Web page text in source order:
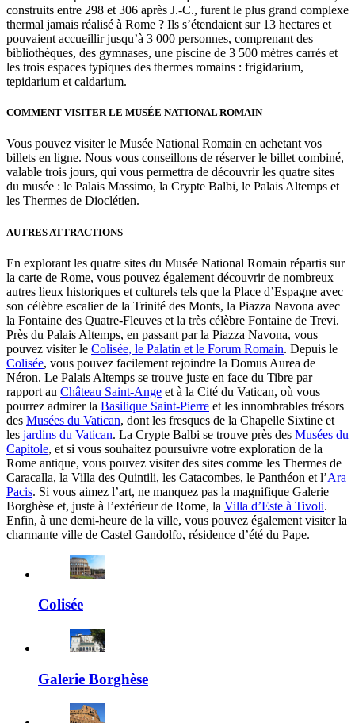
construits entre 298 et 306 après J.-C., furent le plus grand complexe
thermal jamais réalisé à Rome ? Ils s’étendaient sur 13 hectares et
pouvaient accueillir jusqu’à 3 000 personnes, comprenant des
bibliothèques, des gymnases, une piscine de 3 500 mètres carrés et
les trois espaces typiques des thermes romains : frigidarium,
tepidarium et caldarium.
COMMENT VISITER LE MUSÉE NATIONAL ROMAIN
Vous pouvez visiter le Musée National Romain en achetant vos
billets en ligne. Nous vous conseillons de réserver le billet combiné,
valable trois jours, qui vous permettra de découvrir les quatre sites
du musée : le Palais Massimo, la Crypte Balbi, le Palais Altemps et
les Thermes de Dioclétien.
AUTRES ATTRACTIONS
En explorant les quatre sites du Musée National Romain répartis sur
la carte de Rome, vous pouvez également découvrir de nombreux
autres lieux historiques et culturels tels que la Place d’Espagne avec
son célèbre escalier de la Trinité des Monts, la Piazza Navona avec
la Fontaine des Quatre-Fleuves et la très célèbre Fontaine de Trevi.
Près du Palais Altemps, en passant par la Piazza Navona, vous
pouvez visiter le Colisée, le Palatin et le Forum Romain. Depuis le
Colisée, vous pouvez facilement rejoindre la Domus Aurea de
Néron. Le Palais Altemps se trouve juste en face du Tibre par
rapport au Château Saint-Ange et à la Cité du Vatican, où vous
pourrez admirer la Basilique Saint-Pierre et les innombrables trésors
des Musées du Vatican, dont les fresques de la Chapelle Sixtine et
les jardins du Vatican. La Crypte Balbi se trouve près des Musées du
Capitole, et si vous souhaitez poursuivre votre exploration de la
Rome antique, vous pouvez visiter des sites comme les Thermes de
Caracalla, la Villa des Quintili, les Catacombes, le Panthéon et l’Ara
Pacis. Si vous aimez l’art, ne manquez pas la magnifique Galerie
Borghèse et, juste à l’extérieur de Rome, la Villa d’Este à Tivoli.
Enfin, à une demi-heure de la ville, vous pouvez également visiter la
charmante ville de Castel Gandolfo, résidence d’été du Pape.
Colisée
Galerie Borghèse